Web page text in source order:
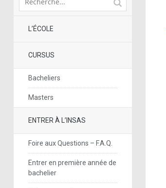
L’ÉCOLE
CURSUS
Bacheliers
Masters
ENTRER À L’INSAS
Foire aux Questions – F.A.Q.
Entrer en première année de
bachelier